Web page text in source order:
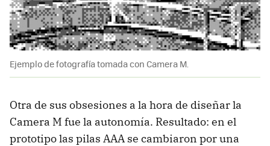
Ejemplo de fotografía tomada con Camera M.
Otra de sus obsesiones a la hora de diseñar la
Camera M fue la autonomía. Resultado: en el
prototipo las pilas AAA se cambiaron por una